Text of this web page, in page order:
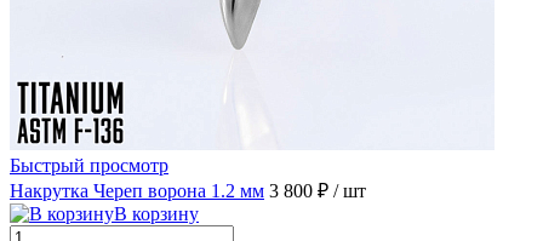
Быстрый просмотр
Накрутка Череп ворона 1.2 мм 3 800 ₽ / шт
В корзину